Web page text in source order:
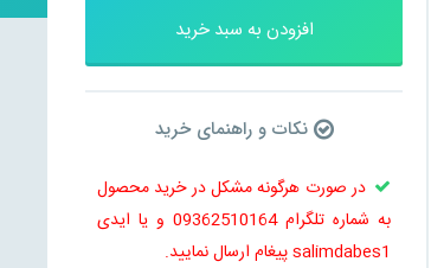
افزودن به سبد خرید
نکات و راهنمای خرید
در صورت هرگونه مشکل در خرید محصول
به شماره تلگرام 09362510164 و یا ایدی
salimdabes1 پیغام ارسال نمایید.